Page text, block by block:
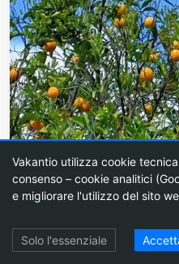
Vakantio utilizza cookie
consenso – cookie analitici
e migliorare l'utilizzo del sito
Solo l'essenziale